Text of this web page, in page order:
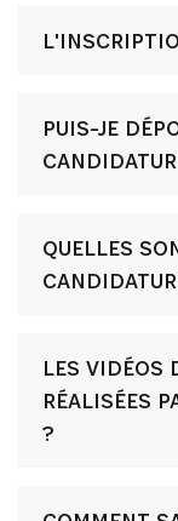
PUIS-JE
QUELLES
LES VIDÉOS
RÉALISÉES
?